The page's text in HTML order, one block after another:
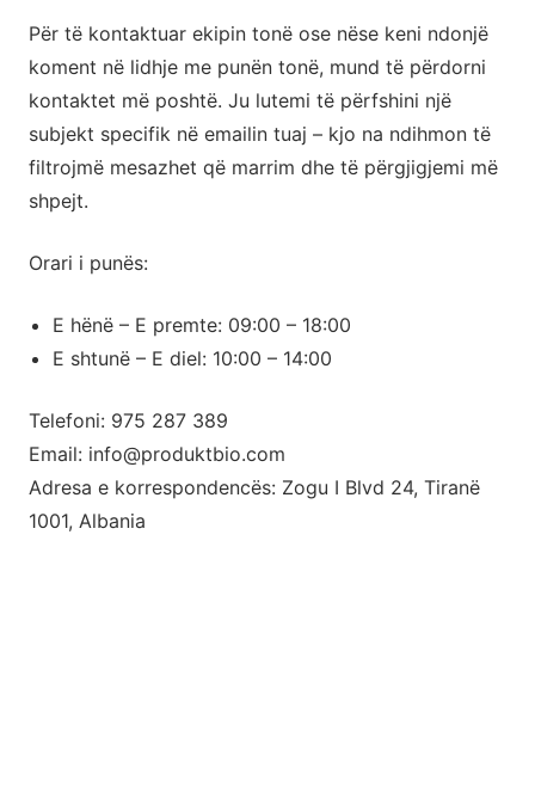
Për të kontaktuar ekipin tonë ose nëse keni ndonjë
koment në lidhje me punën tonë, mund të përdorni
kontaktet më poshtë. Ju lutemi të përfshini një
subjekt specifik në emailin tuaj – kjo na ndihmon të
filtrojmë mesazhet që marrim dhe të përgjigjemi më
shpejt.
Orari i punës:
E hënë – E premte: 09:00 – 18:00
E shtunë – E diel: 10:00 – 14:00
Telefoni: 975 287 389
Email: info@produktbio.com
Adresa e korrespondencës: Zogu I Blvd 24, Tiranë
1001, Albania